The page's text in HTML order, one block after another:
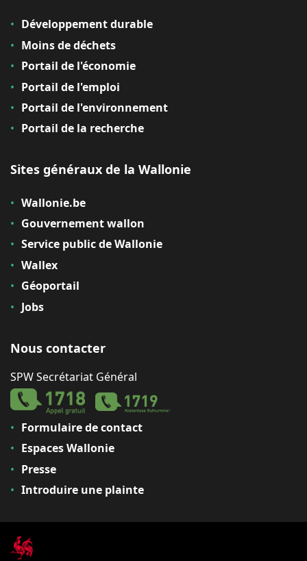
Développement durable
Moins de déchets
Portail de l'économie
Portail de l'emploi
Portail de l'environnement
Portail de la recherche
Sites généraux de la Wallonie
Wallonie.be
Gouvernement wallon
Service public de Wallonie
Wallex
Géoportail
Jobs
Nous contacter
SPW Secrétariat Général
Formulaire de contact
Espaces Wallonie
Presse
Introduire une plainte